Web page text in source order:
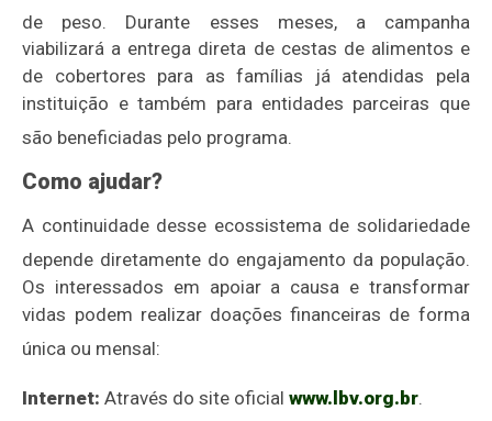
de peso. Durante esses meses, a campanha
viabilizará a entrega direta de cestas de alimentos e
de cobertores para as famílias já atendidas pela
instituição e também para entidades parceiras que
são beneficiadas pelo programa.
Como ajudar?
A continuidade desse ecossistema de solidariedade
depende diretamente do engajamento da população.
Os interessados em apoiar a causa e transformar
vidas podem realizar doações financeiras de forma
única ou mensal:
Internet: Através do site oficialwww.lbv.org.br.